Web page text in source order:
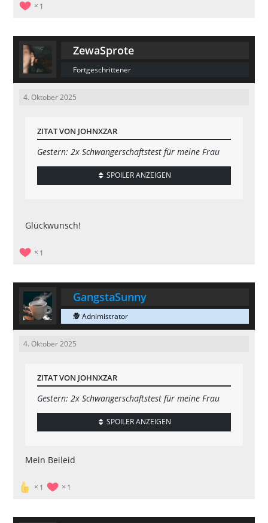
1
ZewaSprote
Fortgeschrittener
4. Oktober 2025
ZITAT VON JOHNXZAR
Gestern: 2x Schwangerschaftstest für meine Frau
SPOILER ANZEIGEN
Glückwunsch!
1
GangstaSunny
🕵 Adnimistrator
4. Oktober 2025
ZITAT VON JOHNXZAR
Gestern: 2x Schwangerschaftstest für meine Frau
SPOILER ANZEIGEN
Mein Beileid
1 1